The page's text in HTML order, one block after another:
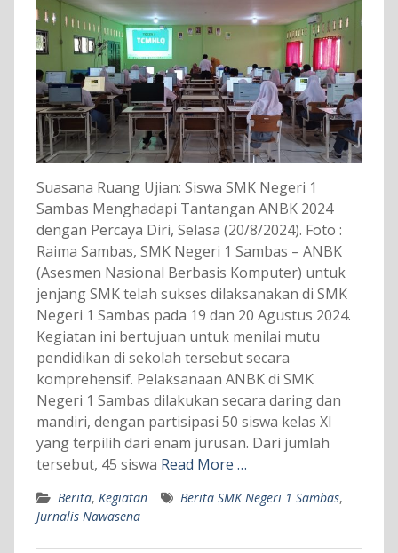
Suasana Ruang Ujian: Siswa SMK Negeri 1
Sambas Menghadapi Tantangan ANBK 2024
dengan Percaya Diri, Selasa (20/8/2024). Foto :
Raima Sambas, SMK Negeri 1 Sambas – ANBK
(Asesmen Nasional Berbasis Komputer) untuk
jenjang SMK telah sukses dilaksanakan di SMK
Negeri 1 Sambas pada 19 dan 20 Agustus 2024.
Kegiatan ini bertujuan untuk menilai mutu
pendidikan di sekolah tersebut secara
komprehensif. Pelaksanaan ANBK di SMK
Negeri 1 Sambas dilakukan secara daring dan
mandiri, dengan partisipasi 50 siswa kelas XI
yang terpilih dari enam jurusan. Dari jumlah
tersebut, 45 siswa Read More …
Berita, Kegiatan Berita SMK Negeri 1 Sambas,
Jurnalis Nawasena